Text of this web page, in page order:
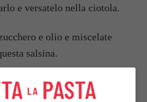
e versatelo nella ciotola.
e olio e miscelate
salsina.
eliminate il nocciolo e
che metterete nel piatto di